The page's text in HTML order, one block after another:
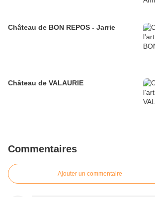
Château de BON REPOS - Jarrie
Château de VALAURIE
Commentaires
Ajouter un commentaire